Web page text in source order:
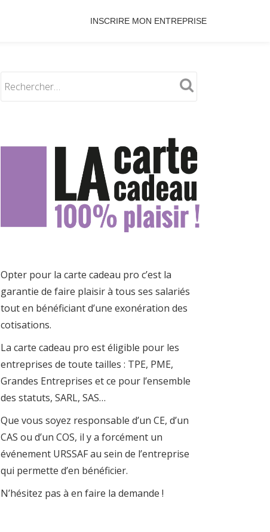
INSCRIRE MON ENTREPRISE
Opter pour la carte cadeau pro c’est la
garantie de faire plaisir à tous ses salariés
tout en bénéficiant d’une exonération des
cotisations.
La carte cadeau pro est éligible pour les
entreprises de toute tailles : TPE, PME,
Grandes Entreprises et ce pour l’ensemble
des statuts, SARL, SAS…
Que vous soyez responsable d’un CE, d’un
CAS ou d’un COS, il y a forcément un
événement URSSAF au sein de l’entreprise
qui permette d’en bénéficier.
N’hésitez pas à en faire la demande !